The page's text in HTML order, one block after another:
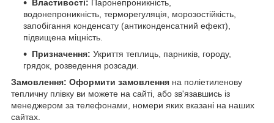
Властивості: Паронепроникність,
водонепроникність, терморегуляція, морозостійкість,
запобігання конденсату (антиконденсатний ефект),
підвищена міцність.
Призначення: Укриття теплиць, парників, городу,
грядок, розведення розсади.
Замовлення: Оформити замовлення на поліетиленову
тепличну плівку ви можете на сайті, або зв'язавшись із
менеджером за телефонами, номери яких вказані на наших
сайтах.